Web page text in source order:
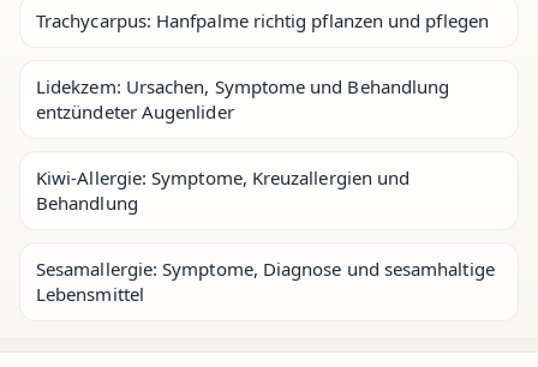
Trachycarpus: Hanfpalme richtig pflanzen und pflegen
Lidekzem: Ursachen, Symptome und Behandlung
entzündeter Augenlider
Kiwi-Allergie: Symptome, Kreuzallergien und
Behandlung
Sesamallergie: Symptome, Diagnose und sesamhaltige
Lebensmittel